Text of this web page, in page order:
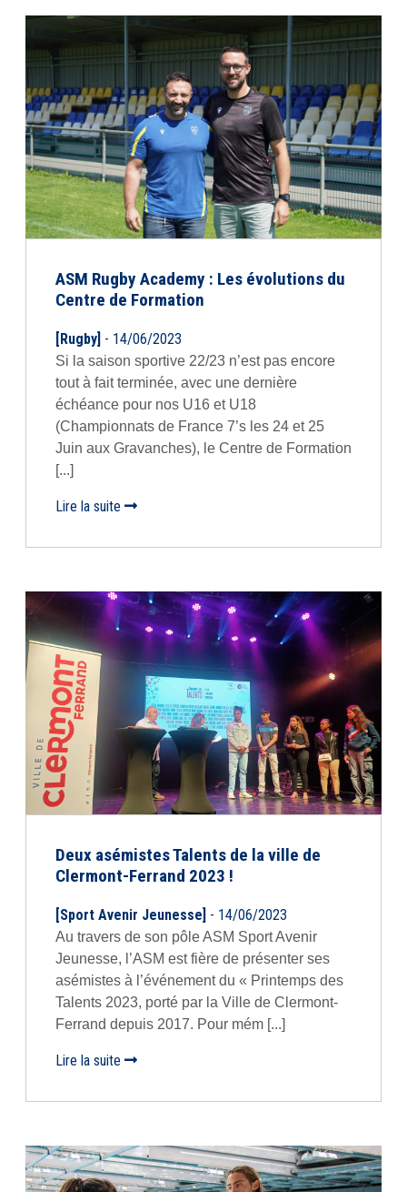
ASM Rugby Academy : Les évolutions du
Centre de Formation
[Rugby] - 14/06/2023
Si la saison sportive 22/23 n’est pas encore
tout à fait terminée, avec une dernière
échéance pour nos U16 et U18
(Championnats de France 7’s les 24 et 25
Juin aux Gravanches), le Centre de Formation
[...]
Lire la suite
Deux asémistes Talents de la ville de
Clermont-Ferrand 2023 !
[Sport Avenir Jeunesse] - 14/06/2023
Au travers de son pôle ASM Sport Avenir
Jeunesse, l’ASM est fière de présenter ses
asémistes à l’événement du « Printemps des
Talents 2023, porté par la Ville de Clermont-
Ferrand depuis 2017. Pour mém [...]
Lire la suite